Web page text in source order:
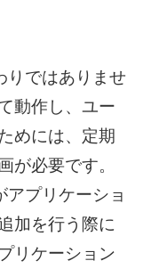
りではありませ
動作し、ユー
めには、定期
が必要です。
アプリケーショ
加を行う際に
リケーション